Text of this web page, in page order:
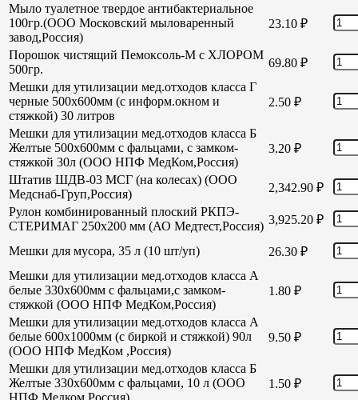
Мыло туалетное твердое антибактериальное
100гр.(ООО Московский мыловаренный
завод,Россия)
23.10 ₽
Порошок чистящий Пемоксоль-М с ХЛОРОМ
500гр.
69.80 ₽
Мешки для утилизации мед.отходов класса Г
черные 500х600мм (с информ.окном и
стяжкой) 30 литров
2.50 ₽
Мешки для утилизации мед.отходов класса Б
Желтые 500х600мм с фальцами, с замком-
стяжкой 30л (ООО НПФ МедКом,Россия)
3.20 ₽
Штатив ШДВ-03 МСГ (на колесах) (ООО
Медснаб-Груп,Россия)
2,342.90 ₽
Рулон комбинированный плоский РКПЭ-
СТЕРИМАГ 250х200 мм (АО Медтест,Россия) 3,925.20 ₽
Мешки для мусора, 35 л (10 шт/уп) 26.30 ₽
Мешки для утилизации мед.отходов класса А
белые 330х600мм с фальцами,с замком-
стяжкой (ООО НПФ МедКом,Россия)
1.80 ₽
Мешки для утилизации мед.отходов класса А
белые 600х1000мм (с биркой и стяжкой) 90л
(ООО НПФ МедКом ,Россия)
9.50 ₽
Мешки для утилизации мед.отходов класса Б
Желтые 330х600мм с фальцами, 10 л (ООО
НПФ Медком,Россия)
1.50 ₽